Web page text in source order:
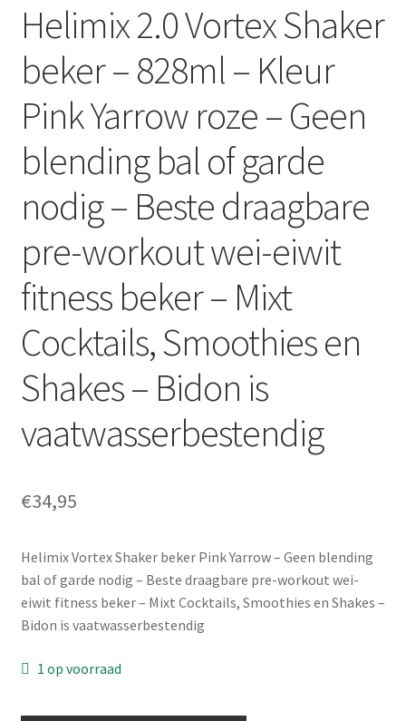
Helimix 2.0 Vortex Shaker
beker – 828ml – Kleur
Pink Yarrow roze – Geen
blending bal of garde
nodig – Beste draagbare
pre-workout wei-eiwit
fitness beker – Mixt
Cocktails, Smoothies en
Shakes – Bidon is
vaatwasserbestendig
€34,95
Helimix Vortex Shaker beker Pink Yarrow – Geen blending
bal of garde nodig – Beste draagbare pre-workout wei-
eiwit fitness beker – Mixt Cocktails, Smoothies en Shakes –
Bidon is vaatwasserbestendig
1 op voorraad